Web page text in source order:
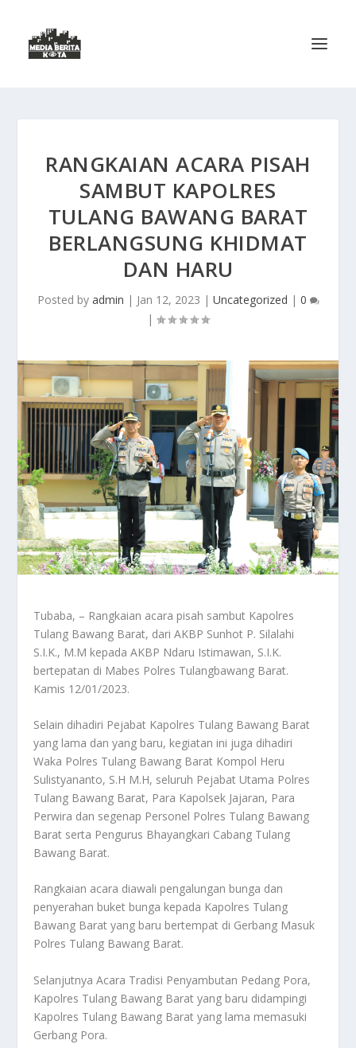
RANGKAIAN ACARA PISAH
SAMBUT KAPOLRES
TULANG BAWANG BARAT
BERLANGSUNG KHIDMAT
DAN HARU
Posted by admin | Jan 12, 2023 | Uncategorized | 0
|
Tubaba, – Rangkaian acara pisah sambut Kapolres
Tulang Bawang Barat, dari AKBP Sunhot P. Silalahi
S.I.K., M.M kepada AKBP Ndaru Istimawan, S.I.K.
bertepatan di Mabes Polres Tulangbawang Barat.
Kamis 12/01/2023.
Selain dihadiri Pejabat Kapolres Tulang Bawang Barat
yang lama dan yang baru, kegiatan ini juga dihadiri
Waka Polres Tulang Bawang Barat Kompol Heru
Sulistyananto, S.H M.H, seluruh Pejabat Utama Polres
Tulang Bawang Barat, Para Kapolsek Jajaran, Para
Perwira dan segenap Personel Polres Tulang Bawang
Barat serta Pengurus Bhayangkari Cabang Tulang
Bawang Barat.
Rangkaian acara diawali pengalungan bunga dan
penyerahan buket bunga kepada Kapolres Tulang
Bawang Barat yang baru bertempat di Gerbang Masuk
Polres Tulang Bawang Barat.
Selanjutnya Acara Tradisi Penyambutan Pedang Pora,
Kapolres Tulang Bawang Barat yang baru didampingi
Kapolres Tulang Bawang Barat yang lama memasuki
Gerbang Pora.